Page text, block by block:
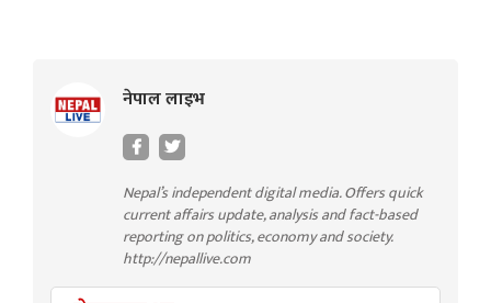
नेपाल लाइभ
Nepal’s independent digital media. Offers quick
current affairs update, analysis and fact-based
reporting on politics, economy and society.
http://nepallive.com